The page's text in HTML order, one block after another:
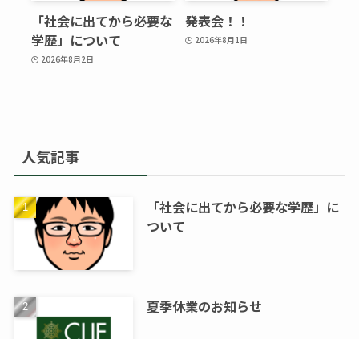
「社会に出てから必要な
学歴」について
2026年8月2日
発表会！！
2026年8月1日
人気記事
「社会に出てから必要な学歴」に
ついて
夏季休業のお知らせ